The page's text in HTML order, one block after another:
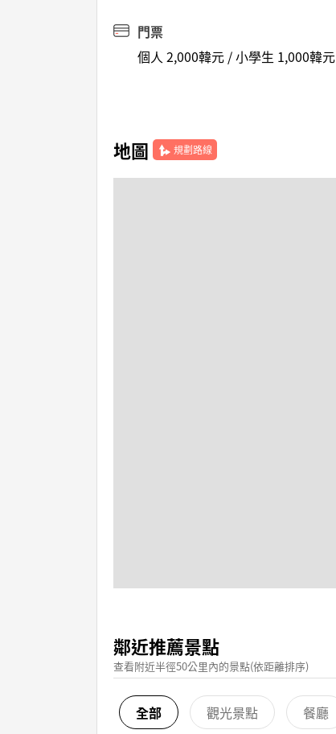
門票
個人 2,000韓元 / 小學生 1,000韓元
地圖 規劃路線
鄰近推薦景點
查看附近半徑50公里內的景點(依距離排序)
全部 觀光景點 餐廳